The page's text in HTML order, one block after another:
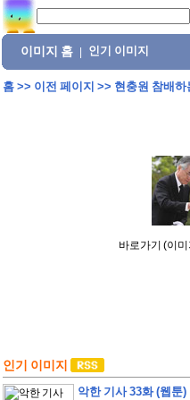
이미지 홈 인기 이미지
홈>> 이전 페이지 >> 현충원 참배
바로가기 (이
인기 이미지
악한 기사 33화 (웹툰)